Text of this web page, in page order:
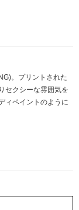
。プリントされた
セクシーな雰囲気を
ィペイントのように